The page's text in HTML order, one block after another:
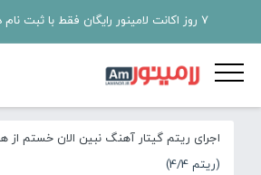
7 روز اکانت لامینور رایگان فقط با ثبت نام در سایت
اجرای ریتم گیتار آهنگ نبین الان خستم از
(ریتم 4/4)